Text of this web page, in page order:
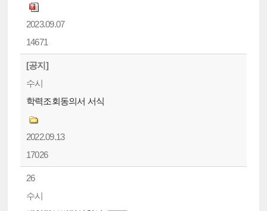
2023.09.07
14671
[공지]
수시
학력조회동의서 서식
2022.09.13
17026
26
수시